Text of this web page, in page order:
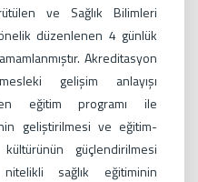
ve Sağlık Bilimleri
düzenlenen 4 günlük
Akreditasyon
gelişim anlayışı
eğitim programı ile
geliştirilmesi ve eğitim-
güçlendirilmesi
sağlık eğitiminin